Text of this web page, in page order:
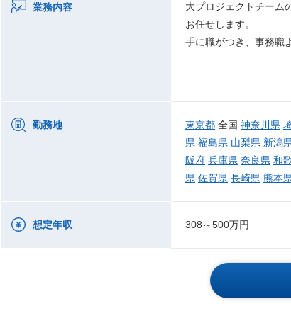
業務内容
大プロジェクトチーム
お任せします。
手に職がつき、事務職
勤務地 東京都 全国 神奈川県
県 福島県 山梨県 新潟
阪府 兵庫県 奈良県 和
県 佐賀県 長崎県 熊本
想定年収 308～500万円